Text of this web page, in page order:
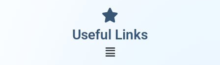
Useful Links